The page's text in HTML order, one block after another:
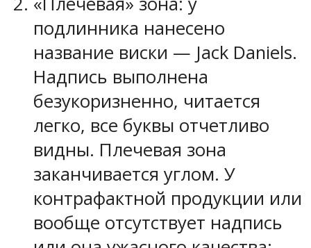
подлинника нанесено
название виски — Jack Daniels.
Надпись выполнена
безукоризненно, читается
легко, все буквы отчетливо
видны. Плечевая зона
заканчивается углом. У
контрафактной продукции или
вообще отсутствует надпись